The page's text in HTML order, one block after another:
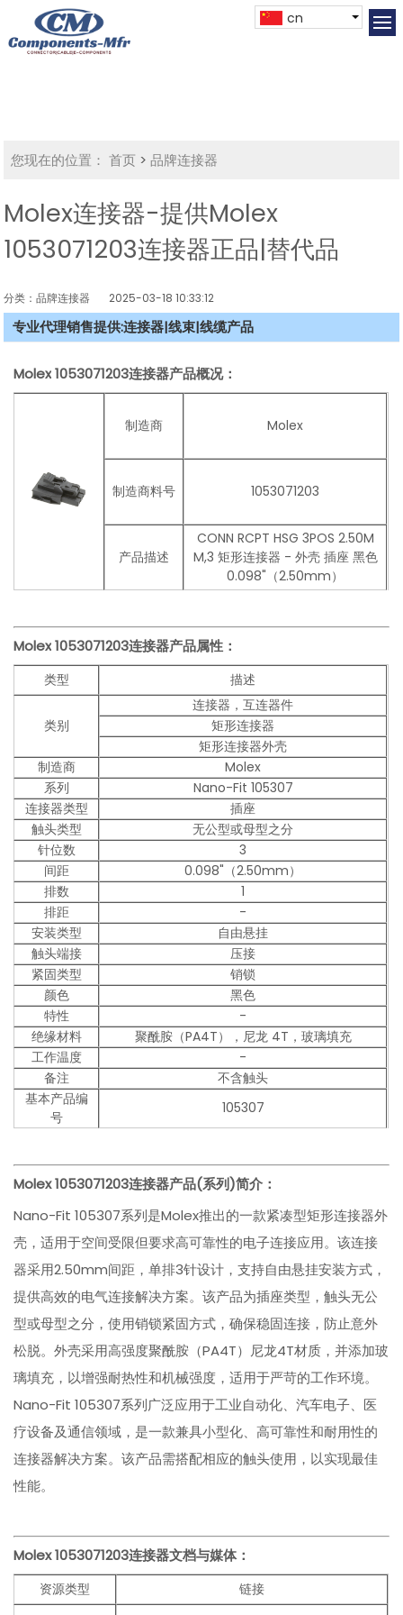
cn
您现在的位置： 首页 >品牌连接器
Molex连接器-提供Molex
1053071203连接器正品|替代品
分类：品牌连接器 2025-03-18 10:33:12
专业代理销售提供:连接器|线束|线缆产品
Molex1053071203连接器产品概况：
制造商 Molex
制造商料号 1053071203
产品描述
CONN RCPT HSG 3POS 2.50M
M,3 矩形连接器 - 外壳 插座 黑色
0.098"（2.50mm）
Molex 1053071203连接器产品属性：
类型 描述
类别
连接器，互连器件
矩形连接器
矩形连接器外壳
制造商
Molex
系列
Nano-Fit 105307
连接器类型
插座
触头类型
无公型或母型之分
针位数
3
间距
0.098"（2.50mm）
排数
1
排距
-
安装类型
自由悬挂
触头端接
压接
紧固类型
销锁
颜色
黑色
特性
-
绝缘材料
聚酰胺（PA4T），尼龙 4T，玻璃填充
工作温度
-
备注
不含触头
基本产品编
号
105307
Molex 1053071203连接器产品(系列)简介：
Nano-Fit 105307系列是Molex推出的一款紧凑型矩形连接器外
壳，适用于空间受限但要求高可靠性的电子连接应用。该连接
器采用2.50mm间距，单排3针设计，支持自由悬挂安装方式，
提供高效的电气连接解决方案。该产品为插座类型，触头无公
型或母型之分，使用销锁紧固方式，确保稳固连接，防止意外
松脱。外壳采用高强度聚酰胺（PA4T）尼龙4T材质，并添加玻
璃填充，以增强耐热性和机械强度，适用于严苛的工作环境。
Nano-Fit 105307系列广泛应用于工业自动化、汽车电子、医
疗设备及通信领域，是一款兼具小型化、高可靠性和耐用性的
连接器解决方案。该产品需搭配相应的触头使用，以实现最佳
性能。
Molex 1053071203连接器文档与媒体：
资源类型
链接